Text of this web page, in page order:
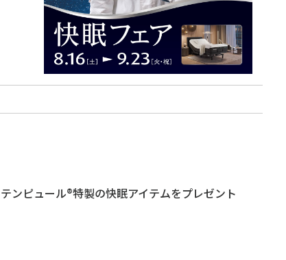
ンピュール®特製の快眠アイテムをプレゼント